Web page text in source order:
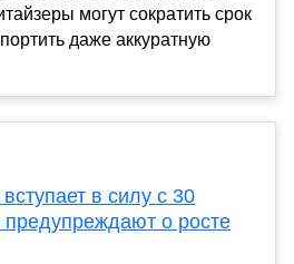
могут сократить срок
даже аккуратную
в силу с 30
о росте